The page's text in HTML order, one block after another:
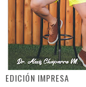
EDICIÓN IMPRESA